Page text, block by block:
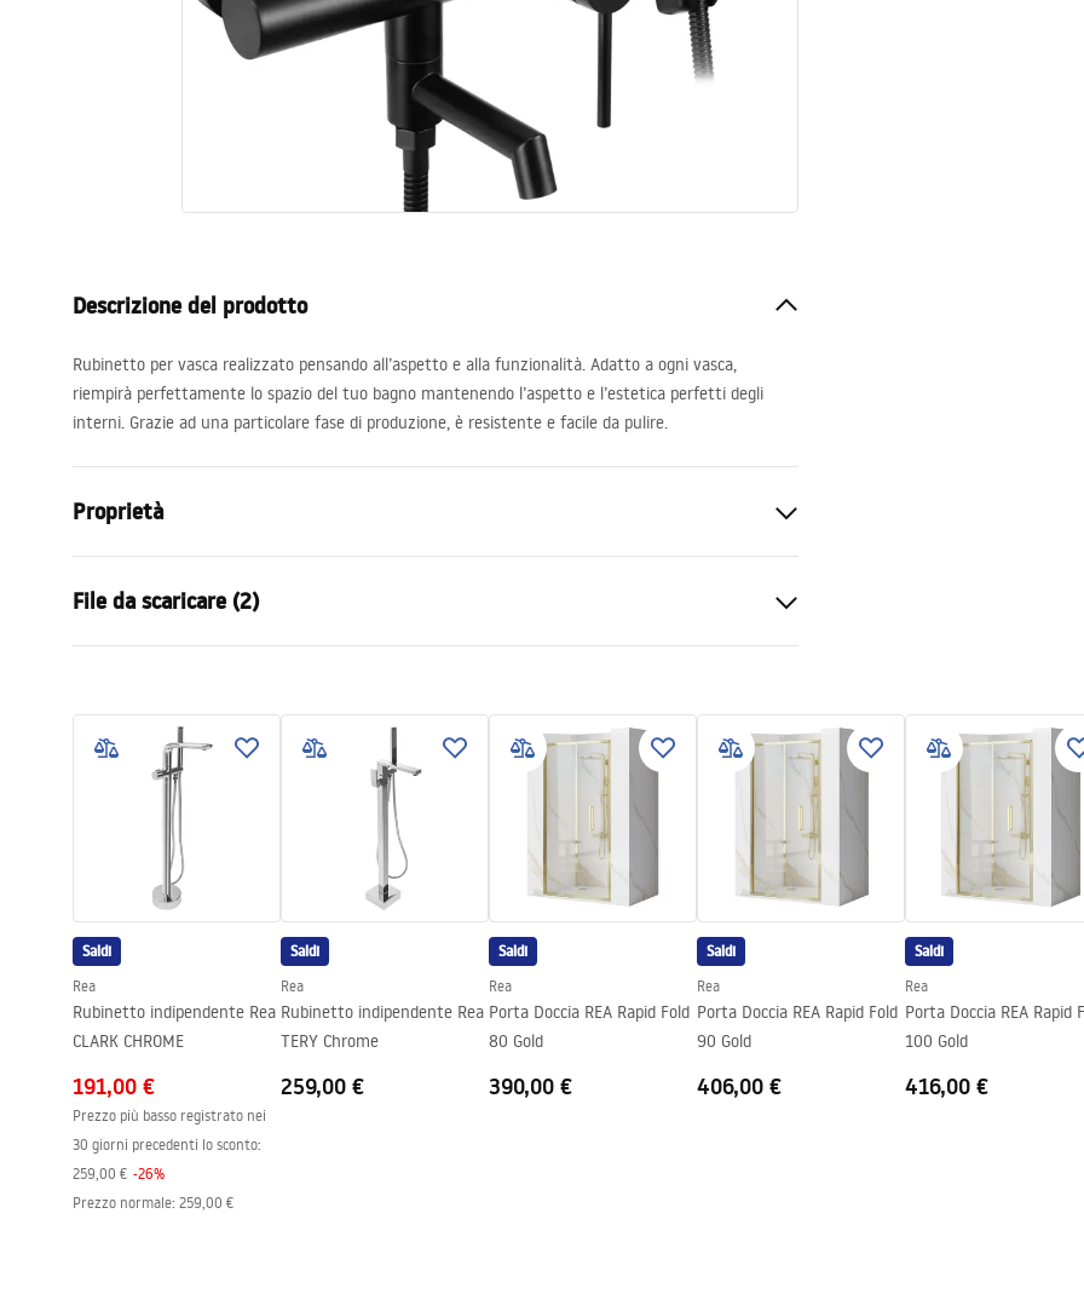
Rubinetti da bagno
Descrizione del prodotto
Rubinetto per vasca realizzato pensando all’aspetto e alla funzionalità. Adatto a ogni vasca,
riempirà perfettamente lo spazio del tuo bagno mantenendo l’aspetto e l’estetica perfetti degli
interni. Grazie ad una particolare fase di produzione, è resistente e facile da pulire.
Proprietà
Metodo di installazione
Colore
Nero
Gamma beccuccio
Tecnologia del rivestimento
Diametro di connessione
Distanza dei collegamenti
150mm
Garanzia
5 anni
File da scaricare (2)
Faucet.pdf
Warranty_Terms_and_Conditions_
Faucets_-_5.pdf
Saldi
Rea
Rubinetto indipendente Rea
CLARK CHROME
191,00 €
Prezzo più basso registrato nei
30 giorni precedenti lo sconto:
259,00 € -26%
Prezzo normale: 259,00 €
Saldi
Rea
Rubinetto indipendente Rea
TERY Chrome
259,00 €
Saldi
Rea
Porta Doccia REA Rapid Fold
80 Gold
390,00 €
Saldi
Rea
Porta Doccia REA Rapid Fold
90 Gold
406,00 €
Saldi
Rea
Porta Doccia REA Rapid
100 Gold
416,00 €